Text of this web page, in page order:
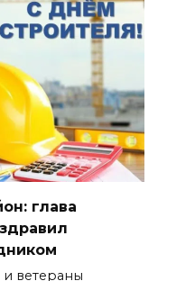
глава
ветераны